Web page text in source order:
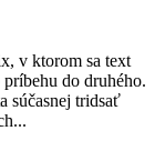
v ktorom sa text
do druhého.
súčasnej tridsať